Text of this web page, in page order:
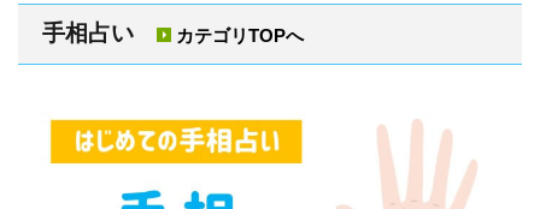
手相占い カテゴリTOPへ